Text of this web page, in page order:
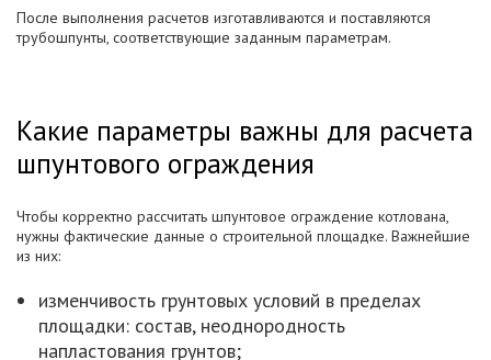
После выполнения расчетов изготавливаются и поставляются
трубошпунты, соответствующие заданным параметрам.
Какие параметры важны для расчета
шпунтового ограждения
Чтобы корректно рассчитать шпунтовое ограждение котлована,
нужны фактические данные о строительной площадке. Важнейшие
из них:
изменчивость грунтовых условий в пределах
площадки: состав, неоднородность
напластования грунтов;